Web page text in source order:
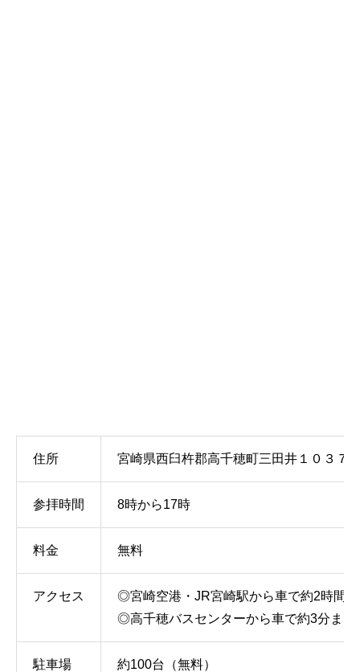
住所 宮崎県西臼杵郡高千穂町三田井１０３７
参拝時間 8時から17時
料金 無料
アクセス
◎宮崎空港・JR宮崎駅から車で約2時間
◎高千穂バスセンターから車で約3分また
駐車場 約100台（無料）